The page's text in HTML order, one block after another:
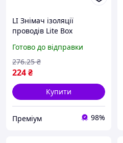
LI Знімач ізоляції
проводів Lite Box
універсальний 0,5-9,5
мм2 для електриків
знімання ізол LIP77/R
Готово до відправки
224₴
276.25 ₴
Купити
Преміум 98%